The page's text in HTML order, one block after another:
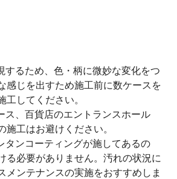
するため、色・柄に微妙な変化をつ
感じを出すため施工前に数ケースを
工してください。
ス、百貨店のエントランスホール
施工はお避けください。
タンコーティングが施してあるの
る必要がありません。汚れの状況に
メンテナンスの実施をおすすめしま